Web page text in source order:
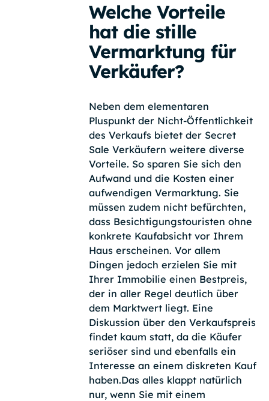
Welche Vorteile
hat die stille
Vermarktung für
Verkäufer?
Neben dem elementaren
Pluspunkt der Nicht-Öffentlichkeit
des Verkaufs bietet der Secret
Sale Verkäufern weitere diverse
Vorteile. So sparen Sie sich den
Aufwand und die Kosten einer
aufwendigen Vermarktung. Sie
müssen zudem nicht befürchten,
dass Besichtigungstouristen ohne
konkrete Kaufabsicht vor Ihrem
Haus erscheinen. Vor allem
Dingen jedoch erzielen Sie mit
Ihrer Immobilie einen Bestpreis,
der in aller Regel deutlich über
dem Marktwert liegt. Eine
Diskussion über den Verkaufspreis
findet kaum statt, da die Käufer
seriöser sind und ebenfalls ein
Interesse an einem diskreten Kauf
haben.Das alles klappt natürlich
nur, wenn Sie mit einem